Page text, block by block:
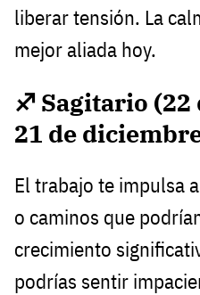
liberar tensión. La
mejor aliada hoy.
♐ Sagitario
21 de
El trabajo te impulsa
o caminos que
crecimiento
podrías sentir